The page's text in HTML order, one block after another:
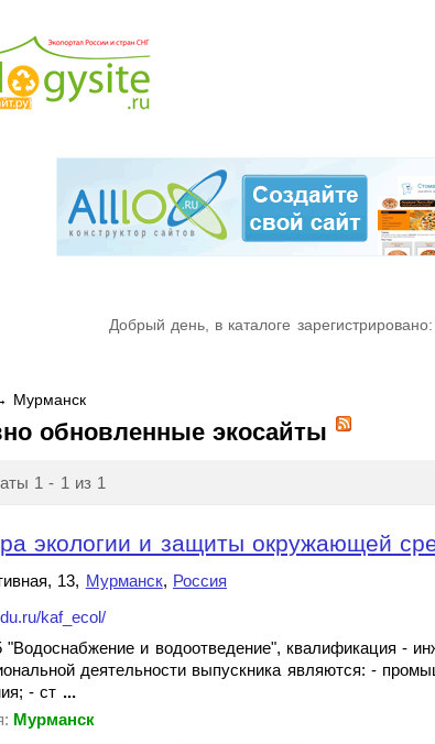
Добрый день, в каталоге
обновленные экосайты
1 - 1 из 1
экологии и защиты окружающей
13, Мурманск, Россия
kaf_ecol/
"Водоснабжение и водоотведение", квалификация -
деятельности выпускника являются: -
- ст ...
Мурманск